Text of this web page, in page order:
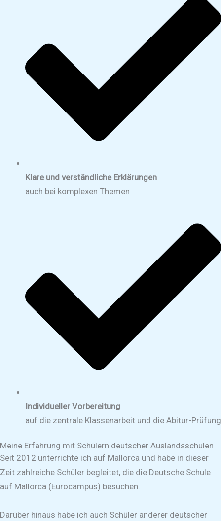
Klare und verständliche Erklärungen
auch bei komplexen Themen
Individueller Vorbereitung
auf die zentrale Klassenarbeit und die Abitur-Prüfung
Meine Erfahrung mit Schülern deutscher Auslandsschulen
Seit 2012 unterrichte ich auf Mallorca und habe in dieser
Zeit zahlreiche Schüler begleitet, die die Deutsche Schule
auf Mallorca (Eurocampus) besuchen.
Darüber hinaus habe ich auch Schüler anderer deutscher